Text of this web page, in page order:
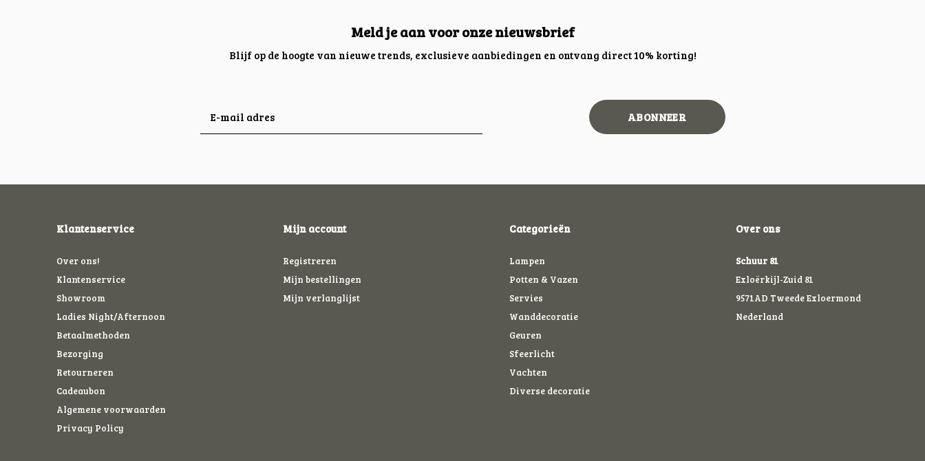
Meld je aan voor onze nieuwsbrief
Blijf op de hoogte van nieuwe trends, exclusieve aanbiedingen en ontvang direct 10% korting!
ABONNEER
Klantenservice
Over ons!
Klantenservice
Showroom
Ladies Night/Afternoon
Betaalmethoden
Bezorging
Retourneren
Cadeaubon
Algemene voorwaarden
Privacy Policy
Mijn account
Registreren
Mijn bestellingen
Mijn verlanglijst
Categorieën
Lampen
Potten & Vazen
Servies
Wanddecoratie
Geuren
Sfeerlicht
Vachten
Diverse decoratie
Over ons
Schuur 81
Exloërkijl-Zuid 81
9571AD Tweede Exloermond
Nederland